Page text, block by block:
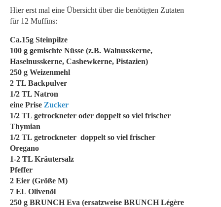
Hier erst mal eine Übersicht über die benötigten Zutaten
für 12 Muffins:
Ca.15g Steinpilze
100 g gemischte Nüsse (z.B. Walnusskerne,
Haselnusskerne, Cashewkerne, Pistazien)
250 g Weizenmehl
2 TL Backpulver
1/2 TL Natron
eine Prise Zucker
1/2 TL getrockneter oder doppelt so viel frischer
Thymian
1/2 TL getrockneter doppelt so viel frischer
Oregano
1-2 TL Kräutersalz
Pfeffer
2 Eier (Größe M)
7 EL Olivenöl
250 g BRUNCH Eva (ersatzweise BRUNCH Légère